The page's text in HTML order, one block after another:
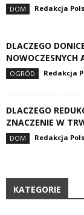
DOM Redakcja
DLACZEGO
NOWOCZESNYCH
OGRÓD Redakcja
DLACZEGO
ZNACZENIE W
DOM Redakcja
KATEGORIE